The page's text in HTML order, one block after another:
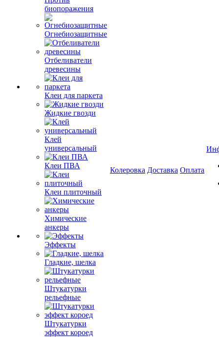
биопоражения
Огнебиозащитные
Отбеливатели
древесины
Клеи для паркета
Жидкие гвозди
Клей
универсальный
Клеи ПВА
Клеи плиточный
Химические
анкеры
Эффекты
Гладкие, шелка
Штукатурки
рельефные
Штукатурки
эффект короед
Колеровка Доставка Оплата